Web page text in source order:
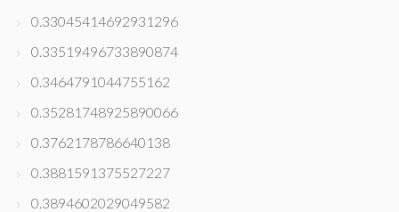
0.33045414692931296
0.33519496733890874
0.3464791044755162
0.35281748925890066
0.3762178786640138
0.3881591375527227
0.3894602029049582